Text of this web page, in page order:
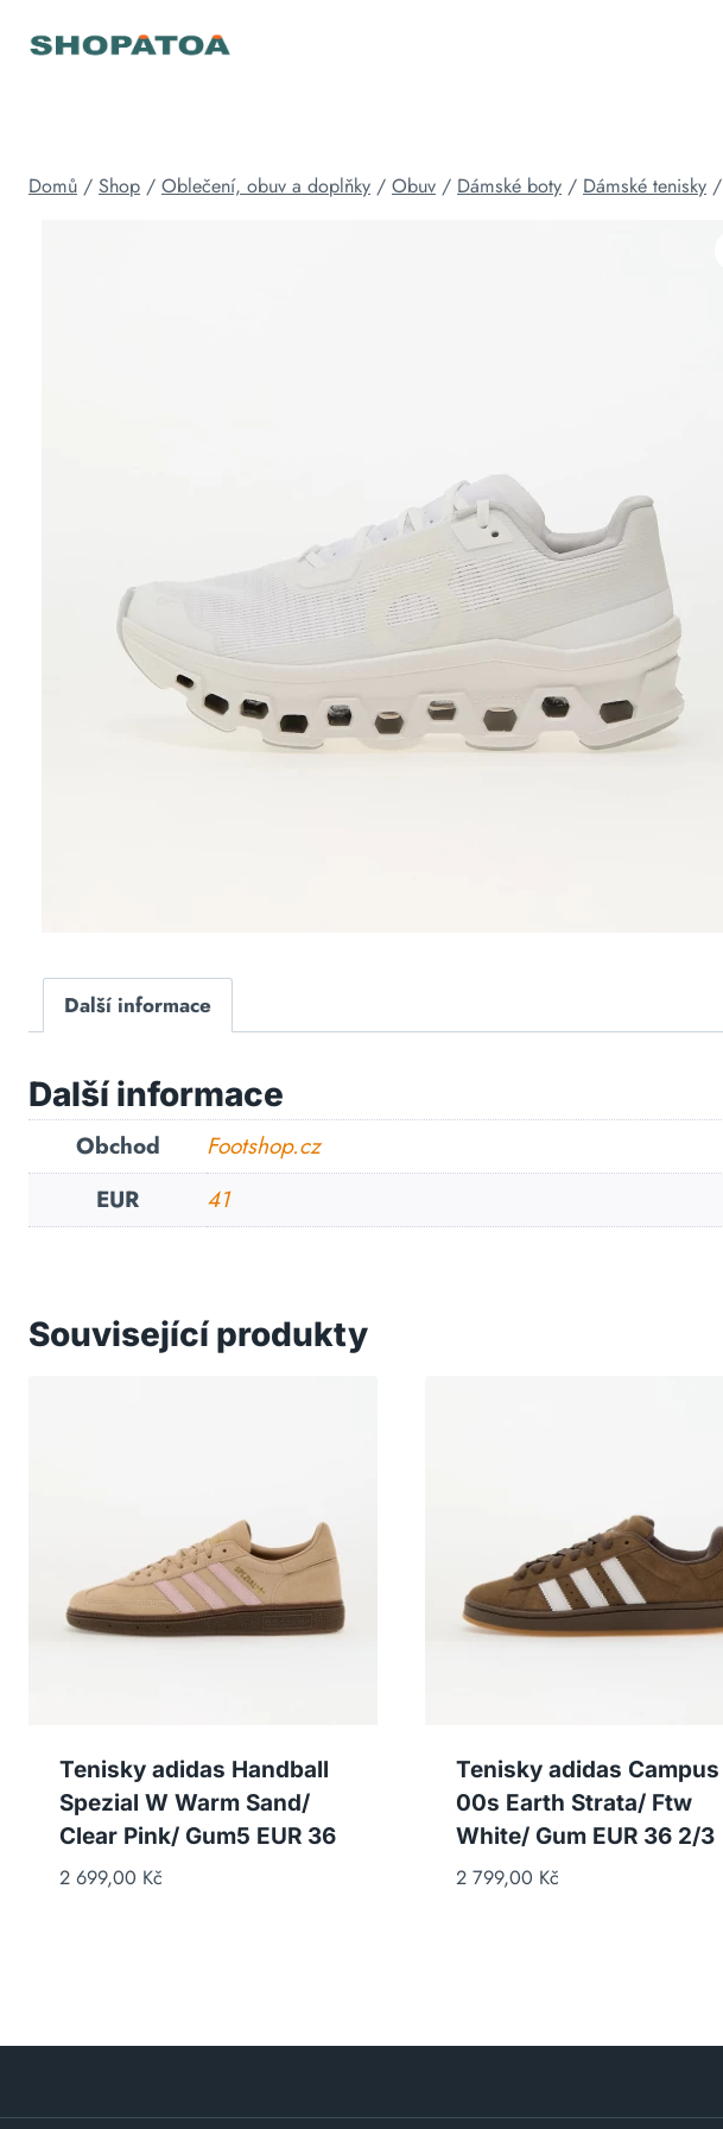
Domů / Shop / Oblečení, obuv a doplňky / Obuv / Dámské boty / Dámské tenisky /
Další informace
Další informace
Obchod
Footshop.cz
EUR
41
Související produkty
Tenisky adidas Handball
Spezial W Warm Sand/
Clear Pink/ Gum5 EUR 36
2 699,00 Kč
Tenisky adidas Campus
00s Earth Strata/ Ftw
White/ Gum EUR 36 2/3
2 799,00 Kč